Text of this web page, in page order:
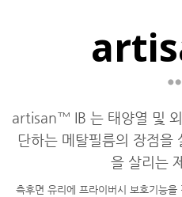
artisan™ IB 는 태양열 및
단하는 메탈필름의 장점을
을 살리는
측후면 유리에 프라이버시 보호기능을